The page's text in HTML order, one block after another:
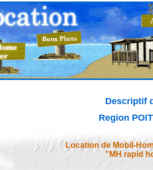
Descriptif
Region
Location de Mobil-
"MH rapid